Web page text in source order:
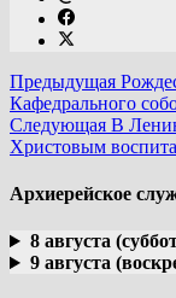
Предыдущая
Кафедрального
Следующая В
Христовым
Архиерейское
8 августа
9 августа